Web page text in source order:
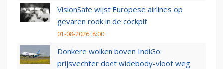
VisionSafe wijst Europese airlines op
gevaren rook in de cockpit
01-08-2026, 8:00
Donkere wolken boven IndiGo:
prijsvechter doet widebody-vloot weg